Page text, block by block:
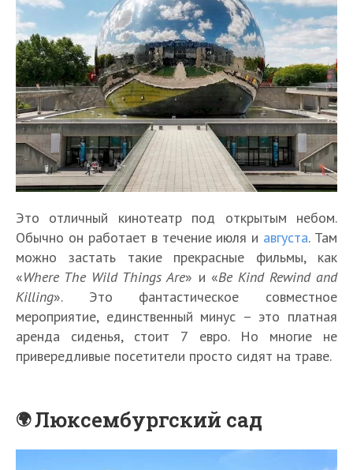
Это отличный кинотеатр под открытым небом.
Обычно он работает в течение июля и августа. Там
можно застать такие прекрасные фильмы, как
«Where The Wild Things Are» и «Be Kind Rewind and
Killing». Это фантастическое совместное
мероприятие, единственный минус – это платная
аренда сиденья, стоит 7 евро. Но многие не
привередливые посетители просто сидят на траве.
Люксембургский сад